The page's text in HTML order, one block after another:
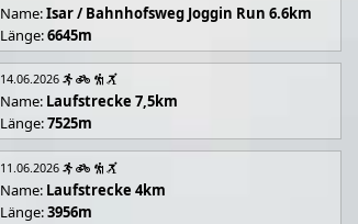
Name:Isar / Bahnhofsweg Joggin Run 6.6km
Länge:6645m
14.06.2026
Name: Laufstrecke 7,5km
Länge:7525m
11.06.2026
Name: Laufstrecke 4km
Länge:3956m